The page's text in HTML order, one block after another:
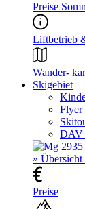
Preise
Liftbetrieb
Wander-
Skigebiet
Flyer
DAV
»
Preise